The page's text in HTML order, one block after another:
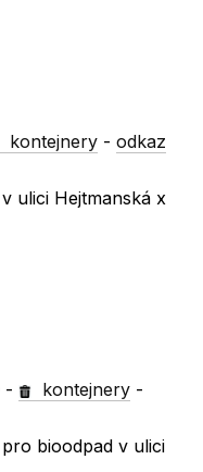
kontejnery -odkaz
ulici Hejtmanská x
- kontejnery -
bioodpad v ulici